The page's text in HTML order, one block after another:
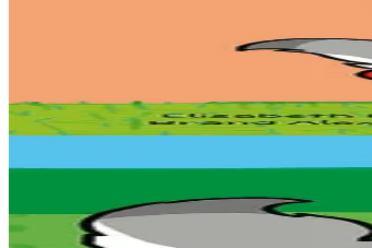
Filouloup s’amuse avec son amie Lilou. Il imagine
En stock 5,00 €
Épuisé
Fililoup dans son jardin